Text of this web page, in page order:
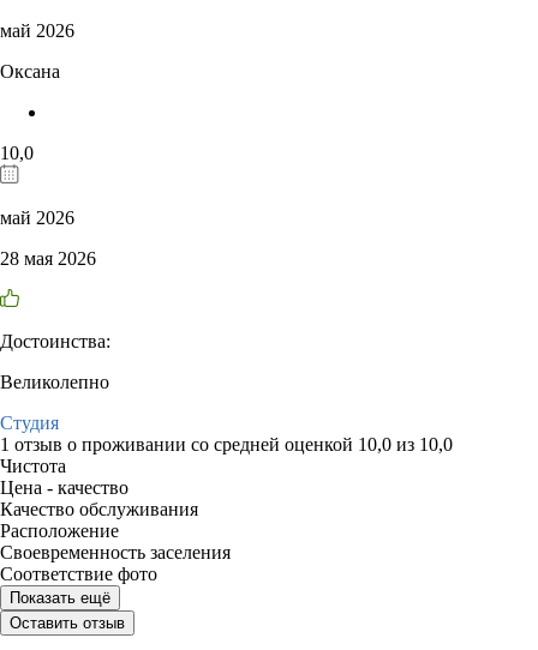
май 2026
Оксана
10,0
май 2026
28 мая 2026
Достоинства:
Великолепно
Студия
1 отзыв о проживании со средней оценкой 10,0 из 10,0
Чистота
Цена - качество
Качество обслуживания
Расположение
Своевременность заселения
Соответствие фото
Показать ещё
Оставить отзыв